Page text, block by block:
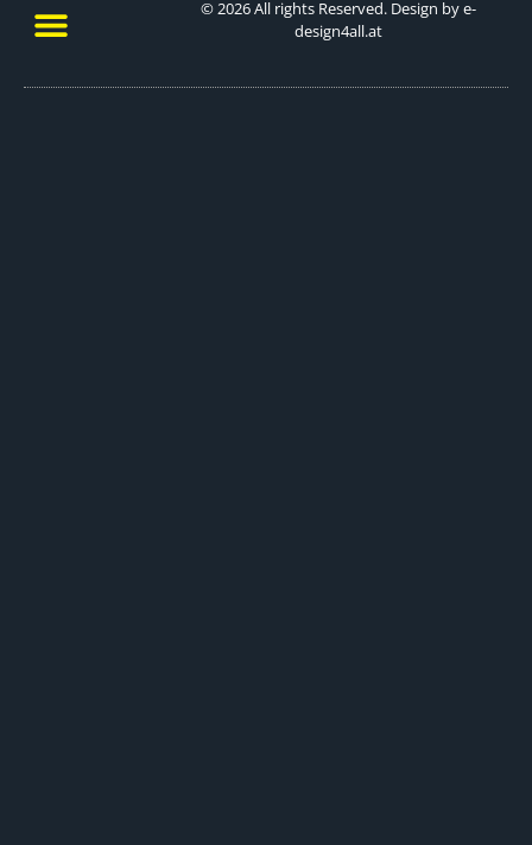
© 2026 All rights Reserved. Design by e-
design4all.at